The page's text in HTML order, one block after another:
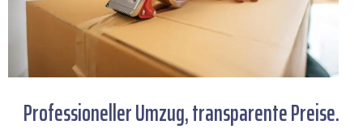
Professioneller Umzug, transparente Preise.